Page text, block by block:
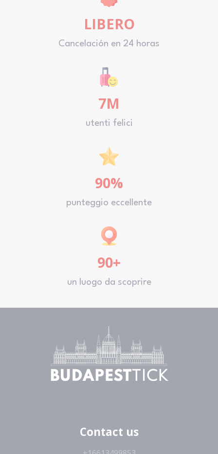
LIBERO
Cancelación en 24 horas
7M
utenti felici
90%
punteggio eccellente
90+
un luogo da scoprire
Contact us